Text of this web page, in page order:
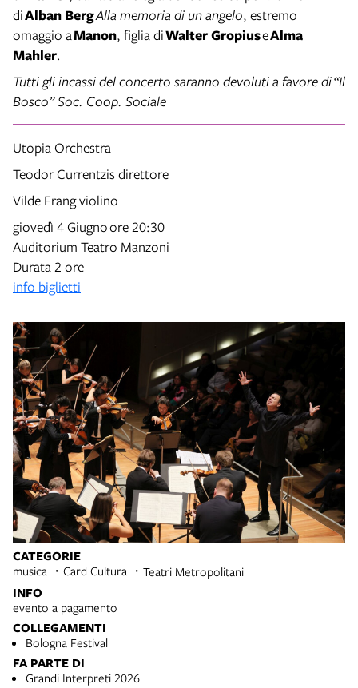
CATEGORIE
musica Card Cultura Teatri Metropolitani
INFO
evento a pagamento
COLLEGAMENTI
Bologna Festival
FA PARTE DI
Grandi Interpreti 2026
diAlban BergAlla memoria di un angelo, estremo
omaggio aManon, figlia diWalter GropiuseAlma
Mahler.
Tutti gli incassi del concerto saranno devoluti a favore di“Il
Bosco” Soc. Coop. Sociale
Utopia Orchestra
Teodor Currentzisdirettore
Vilde Frangviolino
giovedì 4 Giugnoore 20:30
Auditorium Teatro Manzoni
Durata 2 ore
info biglietti